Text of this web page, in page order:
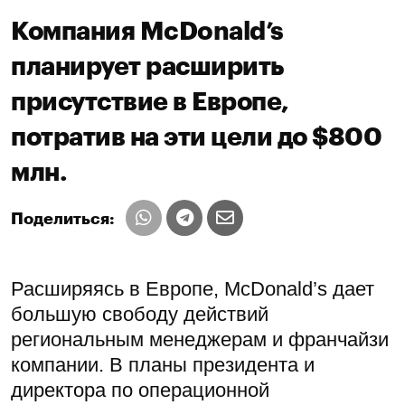
Компания McDonald’s
планирует расширить
присутствие в Европе,
потратив на эти цели до $800
млн.
Поделиться:
Расширяясь в Европе, McDonald’s дает
большую свободу действий
региональным менеджерам и франчайзи
компании. В планы президента и
директора по операционной